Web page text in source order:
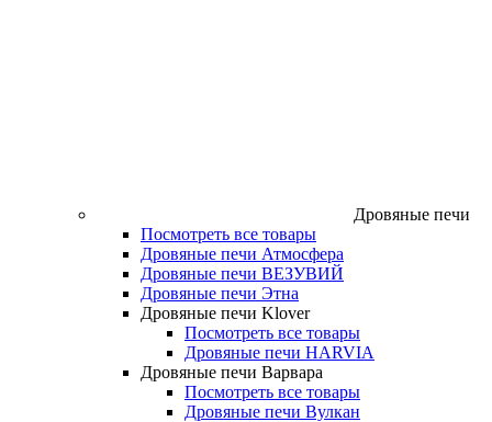
Дровяные печи
Посмотреть все товары
Дровяные печи Атмосфера
Дровяные печи ВЕЗУВИЙ
Дровяные печи Этна
Дровяные печи Klover
Посмотреть все товары
Дровяные печи HARVIA
Дровяные печи Варвара
Посмотреть все товары
Дровяные печи Вулкан